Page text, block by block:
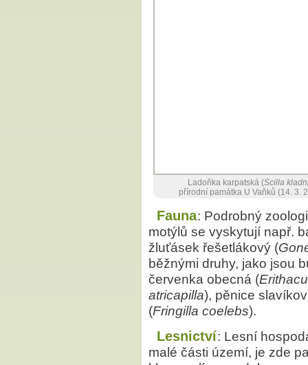
Ladoňka karpatská (Scilla
přírodní památka U Vaňků (14. 3.
Fauna: Podrobný
motýlů se vyskytují např.
žluťásek řešetlákový (
běžnými druhy, jako jsou
červenka obecná (
atricapilla), pěnice
(Fringilla coelebs).
Lesnictví: Lesní
malé části území, je zde